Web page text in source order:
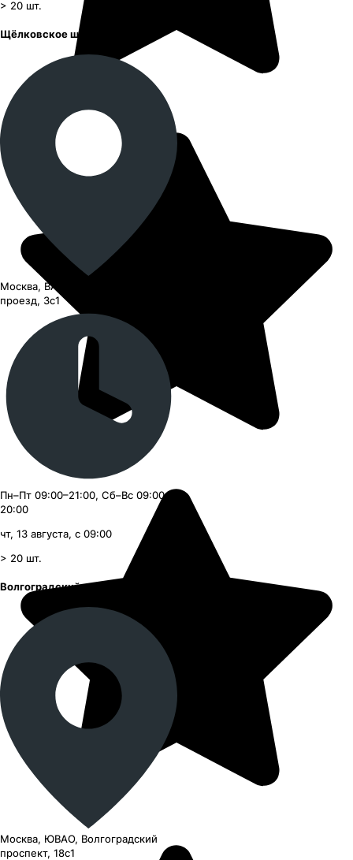
> 20 шт.
Щёлковское шоссе
Москва, ВАО, Черницынский
проезд, 3с1
Пн–Пт 09:00–21:00, Сб–Вс 09:00–
20:00
чт, 13 августа, с 09:00
> 20 шт.
Волгоградский проспект
Москва, ЮВАО, Волгоградский
проспект, 18с1